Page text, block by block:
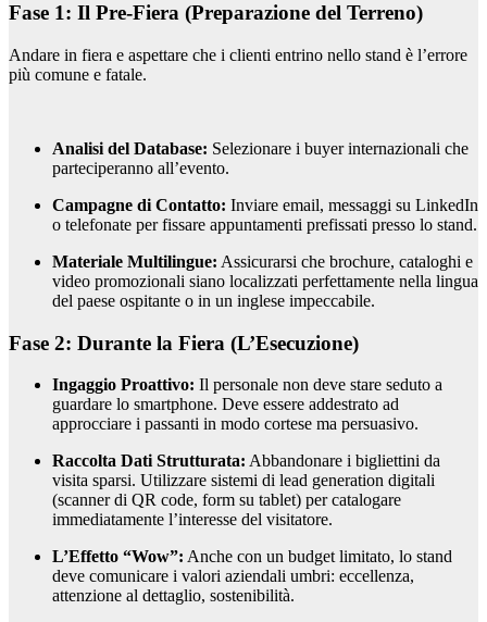
Fase 1: Il Pre-Fiera (Preparazione del Terreno)
Andare in fiera e aspettare che i clienti entrino nello stand è l’errore
più comune e fatale.
Analisi del Database: Selezionare i buyer internazionali che
parteciperanno all’evento.
Campagne di Contatto: Inviare email, messaggi su LinkedIn
o telefonate per fissare appuntamenti prefissati presso lo stand.
Materiale Multilingue: Assicurarsi che brochure, cataloghi e
video promozionali siano localizzati perfettamente nella lingua
del paese ospitante o in un inglese impeccabile.
Fase 2: Durante la Fiera (L’Esecuzione)
Ingaggio Proattivo: Il personale non deve stare seduto a
guardare lo smartphone. Deve essere addestrato ad
approcciare i passanti in modo cortese ma persuasivo.
Raccolta Dati Strutturata: Abbandonare i bigliettini da
visita sparsi. Utilizzare sistemi di lead generation digitali
(scanner di QR code, form su tablet) per catalogare
immediatamente l’interesse del visitatore.
L’Effetto “Wow”: Anche con un budget limitato, lo stand
deve comunicare i valori aziendali umbri: eccellenza,
attenzione al dettaglio, sostenibilità.